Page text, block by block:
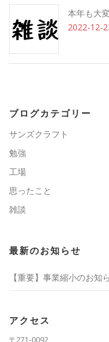
本年も大
2022-12-
ブログカテゴリー
サンズクラフト
勉強
工場
思ったこと
雑談
最新のお知らせ
【重要】事業縮小のお知
アクセス